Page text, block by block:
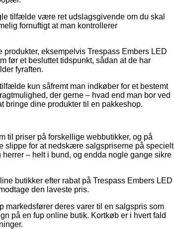
tilfælde være ret udslagsgivende om du skal
fornuftigt at man kontrollerer
eksempelvis Trespass Embers LED
før et besluttet tidspunkt, sådan at de har
fyraften.
kun såfremt man indkøber for et bestemt
der gerne – hvad end man bor ved
dine produkter til en pakkeshop.
til priser på forskellige webbutikker, og på
slippe for at nedskære salgspriserne på specielt
– helt i bund, og endda nogle gange sikre
butikker efter rabat på Trespass Embers LED
den laveste pris.
markedsfører deres varer til en salgspris som
på en fup online butik. Kortkøb er i hvert fald